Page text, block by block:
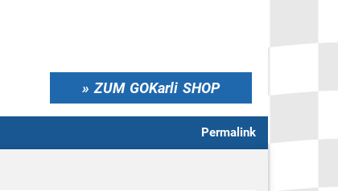
ZUM GOKarli SHOP
Permalink